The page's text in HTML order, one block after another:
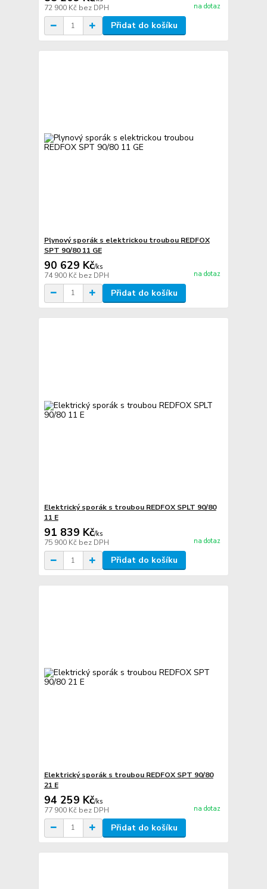
72 900 Kč bez DPH na dotaz
Přidat do košíku
Plynový sporák s elektrickou troubou REDFOX
SPT 90/80 11 GE
90 629 Kč/ks
74 900 Kč bez DPH na dotaz
Přidat do košíku
Elektrický sporák s troubou REDFOX SPLT 90/80
11 E
91 839 Kč/ks
75 900 Kč bez DPH na dotaz
Přidat do košíku
Elektrický sporák s troubou REDFOX SPT 90/80
21 E
94 259 Kč/ks
77 900 Kč bez DPH na dotaz
Přidat do košíku